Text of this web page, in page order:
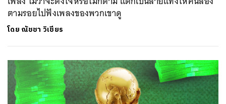
ตามรอยไปฟังเพลงของพวกเขาดู
โดย ณัชชา วิเชียร